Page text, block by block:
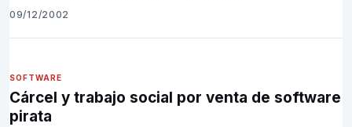
09/12/2002
SOFTWARE
Cárcel y trabajo social por venta de software
pirata